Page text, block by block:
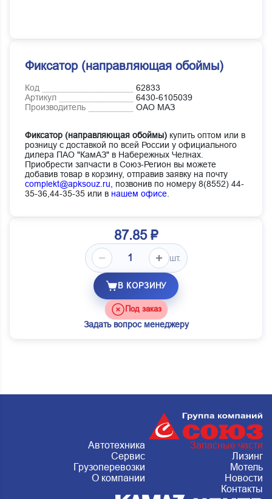
Фиксатор (направляющая обоймы)
Код
62833
Артикул
6430-6105039
Производитель
ОАО МАЗ
Фиксатор (направляющая обоймы) купить оптом или в
розницу с доставкой по всей России у официального
дилера ПАО "КамАЗ" в Набережных Челнах.
Приобрести запчасти в Союз-Регион вы можете
добавив товар в корзину, отправив заявку на почту
complekt@apksouz.ru,
позвонив по номеру 8(8552) 44-
35-36,44-35-35 или в нашем офисе
87.85 ₽
шт.
В КОРЗИНУ
Под заказ
Задать вопрос менеджеру
Автотехника
Запасные части
Сервис
Лизинг
Грузоперевозки
Мотель
О компании
Новости
Контакты